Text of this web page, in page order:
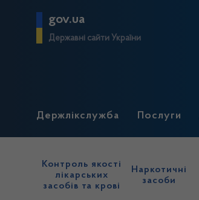
gov.ua
Державні сайти України
Держлікслужба Послуги
Контроль якості
лікарських
засобів та крові
Наркотичні
засоби